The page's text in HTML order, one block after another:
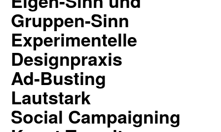
Gruppen-Sinn
Experimentelle
Designpraxis
Ad-Busting
Lautstark
Social Campaigning